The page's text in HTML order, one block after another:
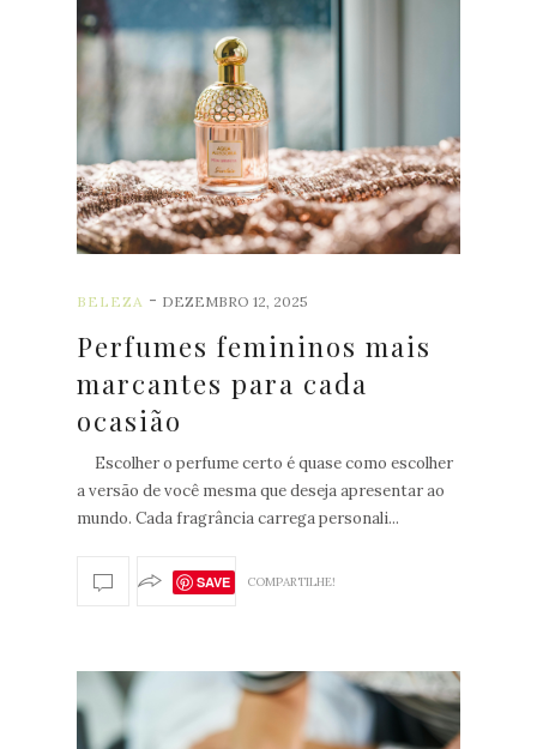
BELEZA - DEZEMBRO 12, 2025
Perfumes femininos mais
marcantes para cada
ocasião
Escolher o perfume certo é quase como escolher
a versão de você mesma que deseja apresentar ao
mundo. Cada fragrância carrega personali...
SAVE COMPARTILHE!
T
I
G
O
S